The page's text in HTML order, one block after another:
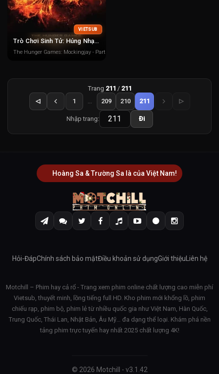
VIETSUB
Trò Chơi Sinh Tử: Húng Nhại: Phần 2
The Hunger Games: Mockingjay - Part 2
Trang 211 / 211
1
... 209 210 211
Nhập trang: Đi
Hoàng Sa & Trường Sa là của Việt Nam!
Hỏi-ĐápChính sách bảo mậtĐiều khoản sử dụngGiới thiệu Liên hệ
Motchill – Phim hay cả rổ - Trang xem phim online chất lượng cao miễn phí
Vietsub, thuyết minh, lồng tiếng full HD. Kho phim mới khổng lồ, phim
chiếu rạp, phim bộ, phim lẻ từ nhiều quốc gia như Việt Nam, Hàn Quốc,
Trung Quốc, Thái Lan, Nhật Bản, Âu Mỹ… đa dạng thể loại. Khám phá nền
tảng phim trực tuyến hay nhất 2025 chất lượng 4K!
© 2026 Motchill - v3.1.42